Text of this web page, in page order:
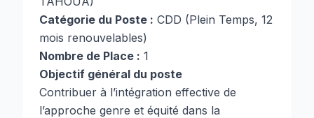
Catégorie du Poste : CDD (Plein Temps, 12
mois renouvelables)
Nombre de Place : 1
Objectif général du poste
Contribuer à l’intégration effective de
l’approche genre et équité dans la